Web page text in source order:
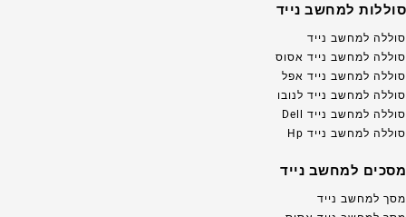
סוללות למחשב נייד
סוללה למחשב נייד
סוללה למחשב נייד אסוס
סוללה למחשב נייד אפל
סוללה למחשב נייד לנובו
סוללה למחשב נייד Dell
סוללה למחשב נייד Hp
מסכים למחשב נייד
מסך למחשב נייד